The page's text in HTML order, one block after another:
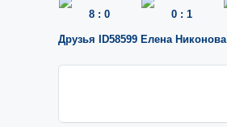
8 : 0 0 : 1
Друзья ID58599 Елена Никонова